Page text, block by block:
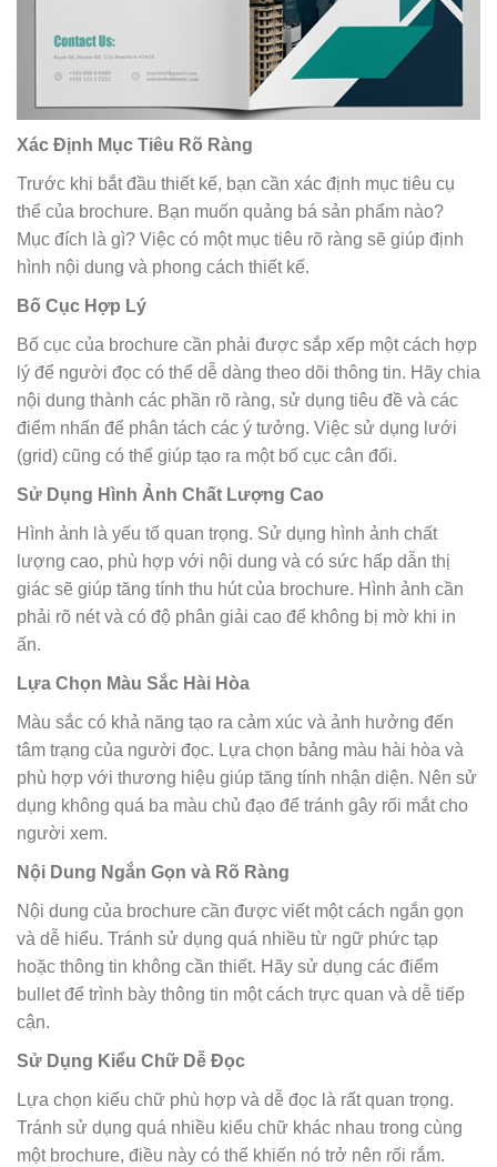
Xác Định Mục Tiêu Rõ Ràng
Trước khi bắt đầu thiết kế, bạn cần xác định mục tiêu cụ
thể của brochure. Bạn muốn quảng bá sản phẩm nào?
Mục đích là gì? Việc có một mục tiêu rõ ràng sẽ giúp định
hình nội dung và phong cách thiết kế.
Bố Cục Hợp Lý
Bố cục của brochure cần phải được sắp xếp một cách hợp
lý để người đọc có thể dễ dàng theo dõi thông tin. Hãy chia
nội dung thành các phần rõ ràng, sử dụng tiêu đề và các
điểm nhấn để phân tách các ý tưởng. Việc sử dụng lưới
(grid) cũng có thể giúp tạo ra một bố cục cân đối.
Sử Dụng Hình Ảnh Chất Lượng Cao
Hình ảnh là yếu tố quan trọng. Sử dụng hình ảnh chất
lượng cao, phù hợp với nội dung và có sức hấp dẫn thị
giác sẽ giúp tăng tính thu hút của brochure. Hình ảnh cần
phải rõ nét và có độ phân giải cao để không bị mờ khi in
ấn.
Lựa Chọn Màu Sắc Hài Hòa
Màu sắc có khả năng tạo ra cảm xúc và ảnh hưởng đến
tâm trạng của người đọc. Lựa chọn bảng màu hài hòa và
phù hợp với thương hiệu giúp tăng tính nhận diện. Nên sử
dụng không quá ba màu chủ đạo để tránh gây rối mắt cho
người xem.
Nội Dung Ngắn Gọn và Rõ Ràng
Nội dung của brochure cần được viết một cách ngắn gọn
và dễ hiểu. Tránh sử dụng quá nhiều từ ngữ phức tạp
hoặc thông tin không cần thiết. Hãy sử dụng các điểm
bullet để trình bày thông tin một cách trực quan và dễ tiếp
cận.
Sử Dụng Kiểu Chữ Dễ Đọc
Lựa chọn kiểu chữ phù hợp và dễ đọc là rất quan trọng.
Tránh sử dụng quá nhiều kiểu chữ khác nhau trong cùng
một brochure, điều này có thể khiến nó trở nên rối rắm.